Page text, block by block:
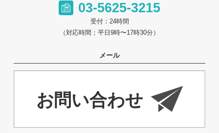
03-5625-3215
受付：24時間
（対応時間；平日9時〜17時30分）
メール